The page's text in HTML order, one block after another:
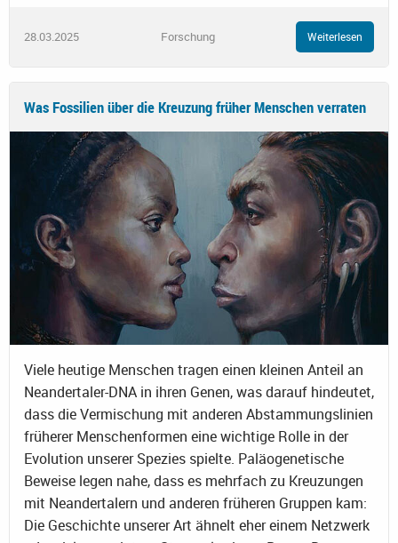
28.03.2025 Forschung Weiterlesen
Was Fossilien über die Kreuzung früher Menschen verraten
Viele heutige Menschen tragen einen kleinen Anteil an
Neandertaler-DNA in ihren Genen, was darauf hindeutet,
dass die Vermischung mit anderen Abstammungslinien
früherer Menschenformen eine wichtige Rolle in der
Evolution unserer Spezies spielte. Paläogenetische
Beweise legen nahe, dass es mehrfach zu Kreuzungen
mit Neandertalern und anderen früheren Gruppen kam:
Die Geschichte unserer Art ähnelt eher einem Netzwerk